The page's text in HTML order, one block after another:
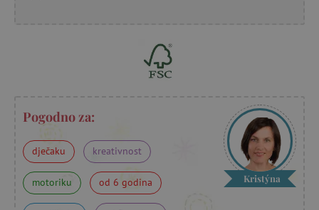
Pogodno za:
dječaku kreativnost
motoriku od 6 godina Kristýna